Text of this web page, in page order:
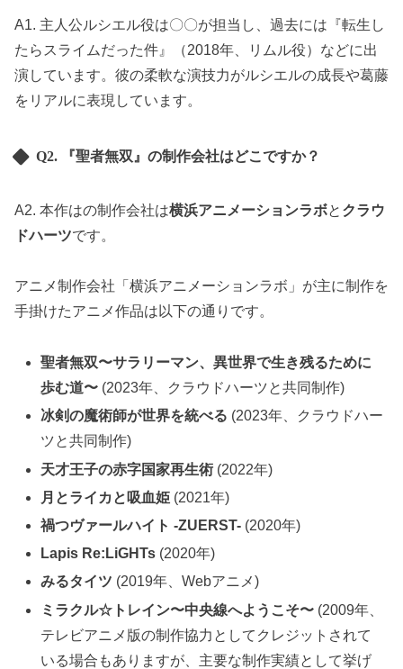
A1. 主人公ルシエル役は〇〇が担当し、過去には『転生し
たらスライムだった件』（2018年、リムル役）などに出
演しています。彼の柔軟な演技力がルシエルの成長や葛藤
をリアルに表現しています。
Q2. 『聖者無双』の制作会社はどこですか？
A2. 本作はの制作会社は横浜アニメーションラボと クラウ
ドハーツです。
アニメ制作会社「横浜アニメーションラボ」が主に制作を
手掛けたアニメ作品は以下の通りです。
聖者無双〜サラリーマン、異世界で生き残るために
歩む道〜 (2023年、クラウドハーツと共同制作)
冰剣の魔術師が世界を統べる (2023年、クラウドハー
ツと共同制作)
天才王子の赤字国家再生術 (2022年)
月とライカと吸血姫 (2021年)
禍つヴァールハイト -ZUERST- (2020年)
Lapis Re:LiGHTs (2020年)
みるタイツ (2019年、Webアニメ)
ミラクル☆トレイン〜中央線へようこそ〜 (2009年、
テレビアニメ版の制作協力としてクレジットされて
いる場合もありますが、主要な制作実績として挙げ